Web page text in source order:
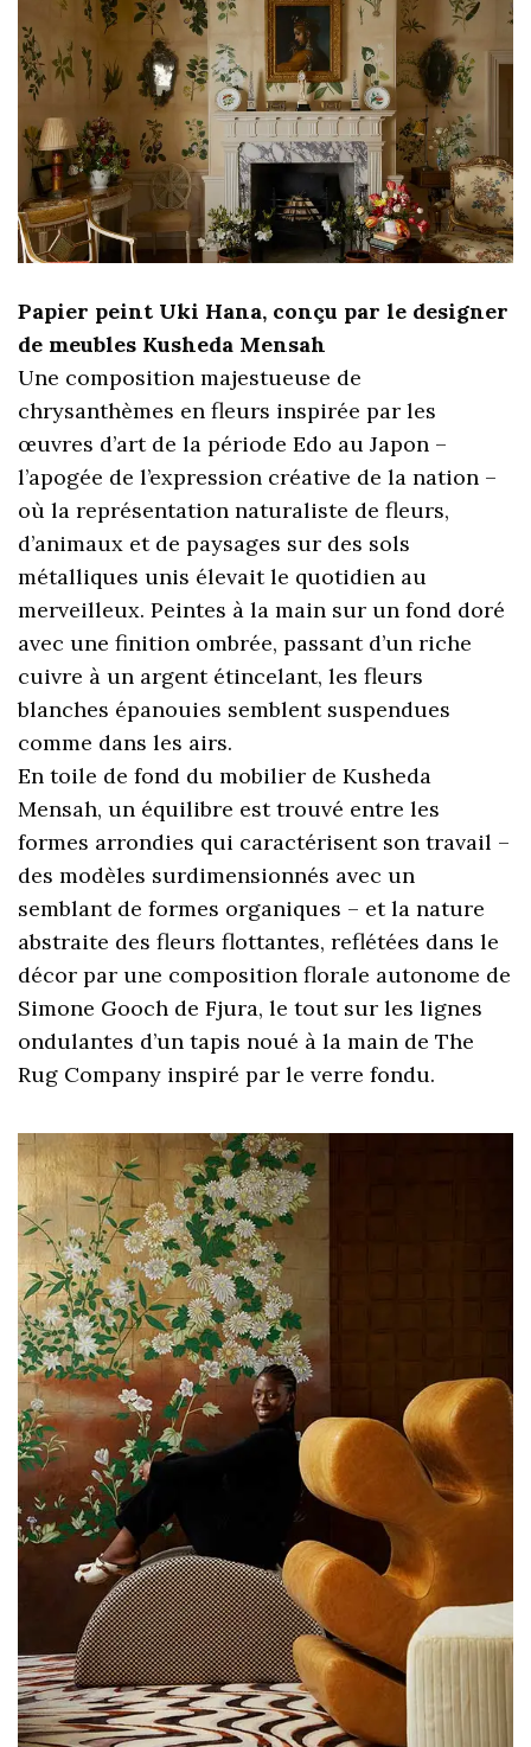
Papier peint Uki Hana, conçu par le designer
de meubles Kusheda Mensah
Une composition majestueuse de
chrysanthèmes en fleurs inspirée par les
œuvres d’art de la période Edo au Japon –
l’apogée de l’expression créative de la nation –
où la représentation naturaliste de fleurs,
d’animaux et de paysages sur des sols
métalliques unis élevait le quotidien au
merveilleux. Peintes à la main sur un fond doré
avec une finition ombrée, passant d’un riche
cuivre à un argent étincelant, les fleurs
blanches épanouies semblent suspendues
comme dans les airs.
En toile de fond du mobilier de Kusheda
Mensah, un équilibre est trouvé entre les
formes arrondies qui caractérisent son travail –
des modèles surdimensionnés avec un
semblant de formes organiques – et la nature
abstraite des fleurs flottantes, reflétées dans le
décor par une composition florale autonome de
Simone Gooch de Fjura, le tout sur les lignes
ondulantes d’un tapis noué à la main de The
Rug Company inspiré par le verre fondu.